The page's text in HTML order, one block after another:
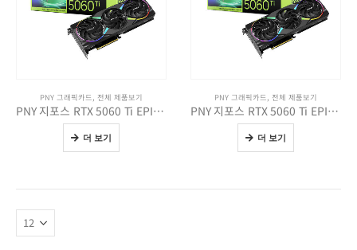
PNY 그래픽카드, 전체 제품보기
PNY 지포스 RTX 5060 Ti EPIC-X RGB OC D7 8GB Triple Fan
더 보기
PNY 그래픽카드, 전체 제품보기
PNY 지포스 RTX 5060 Ti EPIC-X RGB OC D7 16GB Triple Fan
더 보기